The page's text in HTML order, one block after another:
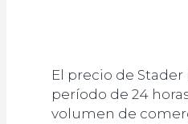
El precio de Stader
período de 24
volumen de